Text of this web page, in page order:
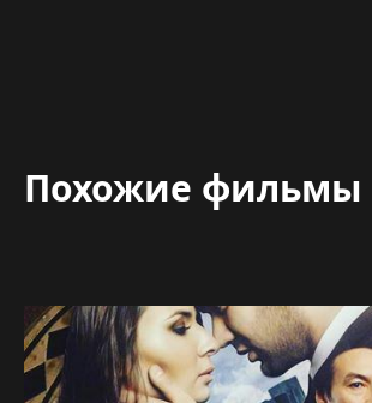
Похожие фильмы